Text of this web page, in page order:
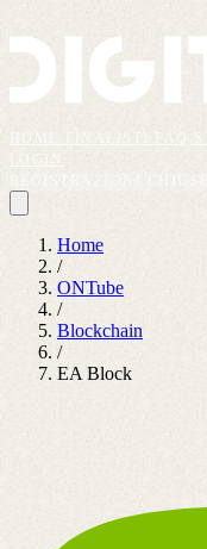
Home
/
ONTube
/
Blockchain
/
EA Block